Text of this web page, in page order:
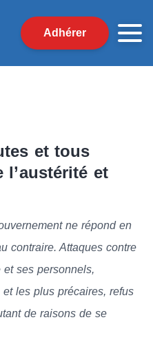
Adhérer
et tous
l’austérité et
ne répond en
contraire. Attaques contre
et ses personnels,
les plus précaires, refus
de raisons de se